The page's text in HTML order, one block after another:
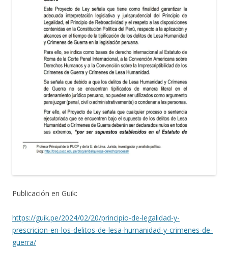
Publicación en Guik:
https://guik.pe/2024/02/20/principio-de-legalidad-y-
prescricion-en-los-delitos-de-lesa-humanidad-y-crimenes-de-
guerra/